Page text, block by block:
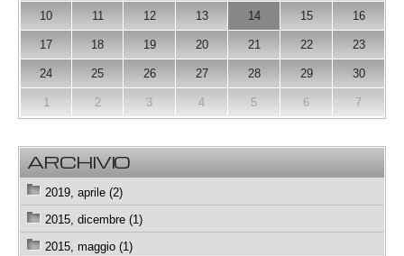
10 11 12 13 14 15 16
17 18 19 20 21 22 23
24 25 26 27 28 29 30
1 2 3 4 5 6 7
ARCHIVIO
2019, aprile (2)
2015, dicembre (1)
2015, maggio (1)